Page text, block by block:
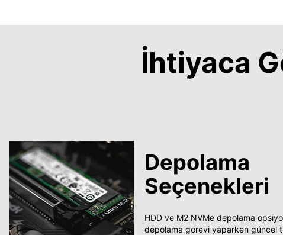
İhtiyaca
Depolama
Seçenekleri
HDD ve M2 NVMe depolama
depolama görevi yaparken güncel